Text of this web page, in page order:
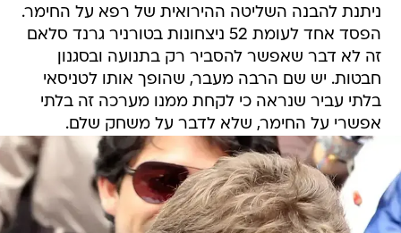
ניתנת להבנה השליטה ההירואית של רפא על החימר.
הפסד אחד לעומת 52 ניצחונות בטורניר גרנד סלאם
זה לא דבר שאפשר להסביר רק בתנועה ובסגנון
חבטות. יש שם הרבה מעבר, שהופך אותו לטניסאי
בלתי עביר שנראה כי לקחת ממנו מערכה זה בלתי
אפשרי על החימר, שלא לדבר על משחק שלם.